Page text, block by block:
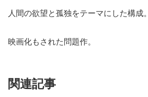
人間の欲望と孤独をテーマにした構成。
映画化もされた問題作。
関連記事